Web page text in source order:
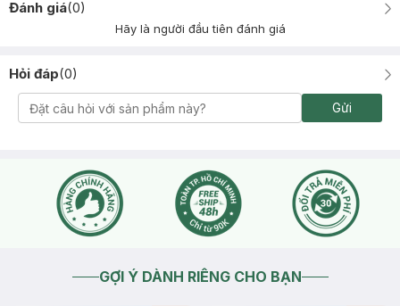
Đánh giá(0)
Hãy là người đầu tiên đánh giá
Hỏi đáp(0)
Gửi
GỢI Ý DÀNH RIÊNG CHO BẠN